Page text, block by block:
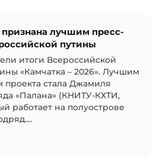
признана лучшим пресс-
путины
итоги Всероссийской
«Камчатка – 2026». Лучшим
проекта стала Джамиля
«Палана» (КНИТУ-КХТИ,
работает на полуострове